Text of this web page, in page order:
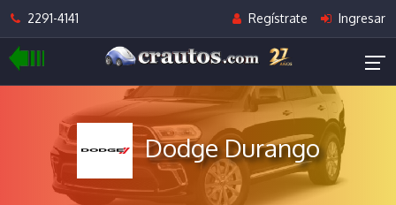
2291-4141 Regístrate Ingresar
Dodge Durango